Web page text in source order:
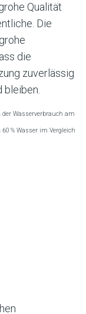
Qualität
Die
die
zuverlässig
bleiben.
der Wasserverbrauch am
% Wasser im Vergleich